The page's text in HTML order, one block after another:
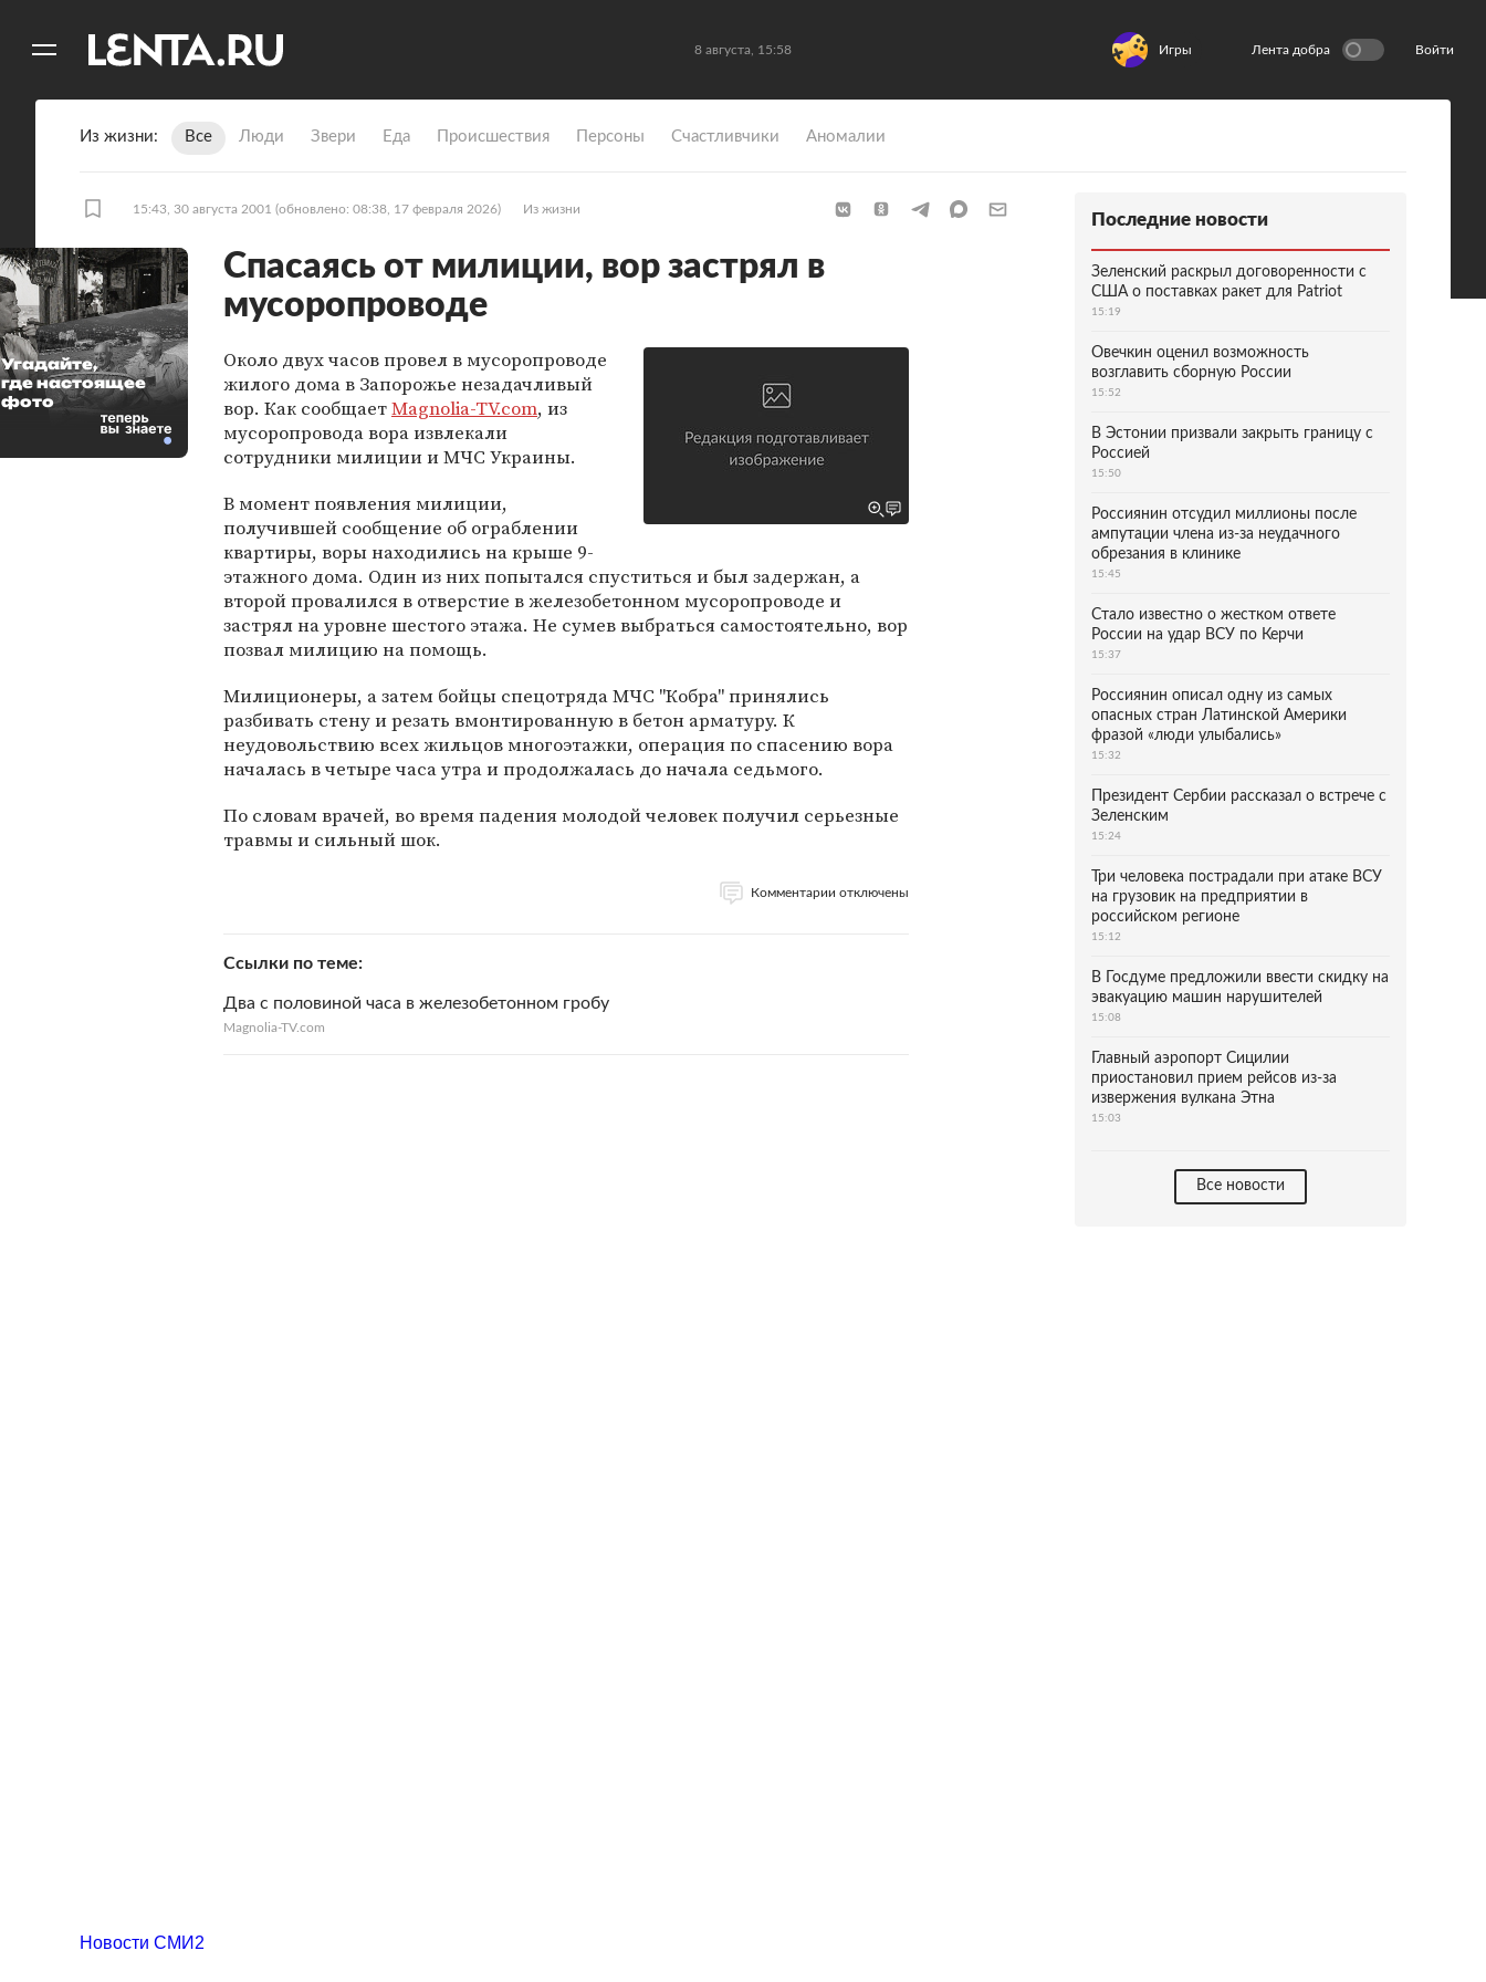
8 августа, 15:58 Игры Лента добра Войти
Из жизни Все Люди Звери Еда Происшествия Персоны Счастливчики Аномалии
15:43, 30 августа 2001 (обновлено: 08:38, 17 февраля 2026) Из жизни
Спасаясь от милиции, вор застрял в
мусоропроводе
Около двух часов провел в мусоропроводе
жилого дома в Запорожье незадачливый
вор. Как сообщаетMagnolia-TV.com, из
мусоропровода вора извлекали
сотрудники милиции и МЧС Украины.
В момент появления милиции,
получившей сообщение об ограблении
квартиры, воры находились на крыше 9-
этажного дома. Один из них попытался спуститься и был задержан, а
второй провалился в отверстие в железобетонном мусоропроводе и
застрял на уровне шестого этажа. Не сумев выбраться самостоятельно, вор
позвал милицию на помощь.
Милиционеры, а затем бойцы спецотряда МЧС "Кобра" принялись
разбивать стену и резать вмонтированную в бетон арматуру. К
неудовольствию всех жильцов многоэтажки, операция по спасению вора
началась в четыре часа утра и продолжалась до начала седьмого.
По словам врачей, во время падения молодой человек получил серьезные
травмы и сильный шок.
Комментарии отключены
Ссылки по теме
Два с половиной часа в железобетонном гробу
Magnolia-TV.com
Угадайте,
где настоящее
фото
Последние новости
Зеленский раскрыл договоренности с
США о поставках ракет для Patriot
15:19
Овечкин оценил возможность
возглавить сборную России
15:52
В Эстонии призвали закрыть границу с
Россией
15:50
Россиянин отсудил миллионы после
ампутации члена из-за неудачного
обрезания в клинике
15:45
Стало известно о жестком ответе
России на удар ВСУ по Керчи
15:37
Россиянин описал одну из самых
опасных стран Латинской Америки
фразой «люди улыбались»
15:32
Президент Сербии рассказал о встрече с
Зеленским
15:24
Три человека пострадали при атаке ВСУ
на грузовик на предприятии в
российском регионе
15:12
В Госдуме предложили ввести скидку на
эвакуацию машин нарушителей
15:08
Главный аэропорт Сицилии
приостановил прием рейсов из-за
извержения вулкана Этна
15:03
Все новости
Новости СМИ2